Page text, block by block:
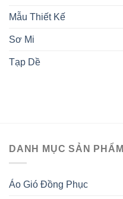
Mẫu Thiết Kế
Sơ Mi
Tạp Dề
DANH MỤC SẢN PHẨM
Áo Gió Đồng Phục